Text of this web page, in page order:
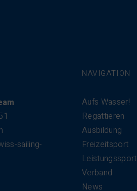
sailing-
NAVIGATION
Aufs Wasser!
Regattieren
Ausbildung
Freizeitsport
Leistungssport
Verband
News